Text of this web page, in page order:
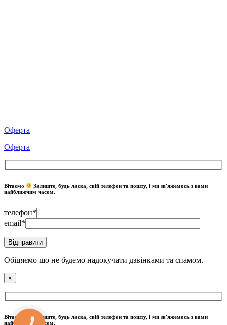
Оферта
Оферта
Вітаємо
Залиште, будь ласка, свій телефон та пошту, і ми зв'яжемось з вами
найближчим часом.
телефон*
email*
Обіцяємо що не будемо надокучати дзвінками та спамом.
×
Вітаємо
Залиште, будь ласка, свій телефон та пошту, і ми зв'яжемось з вами
найближчим часом.
КНОПКА